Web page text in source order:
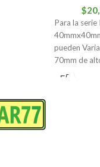
$
Para la
pueden
70mm de